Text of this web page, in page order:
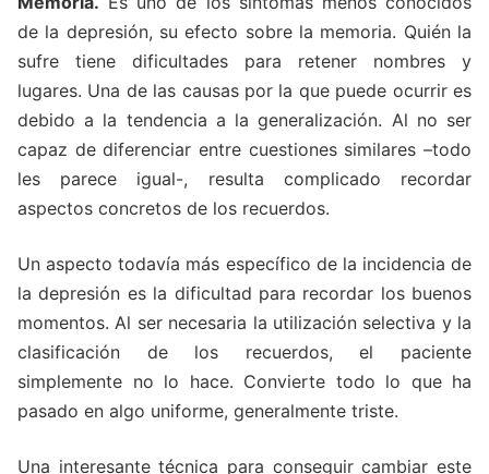
de la depresión, su efecto sobre la memoria. Quién la
sufre tiene dificultades para retener nombres y
lugares. Una de las causas por la que puede ocurrir es
debido a la tendencia a la generalización. Al no ser
capaz de diferenciar entre cuestiones similares –todo
les parece igual-, resulta complicado recordar
aspectos concretos de los recuerdos.
Un aspecto todavía más específico de la incidencia de
la depresión es la dificultad para recordar los buenos
momentos. Al ser necesaria la utilización selectiva y la
clasificación de los recuerdos, el paciente
simplemente no lo hace. Convierte todo lo que ha
pasado en algo uniforme, generalmente triste.
Una interesante técnica para conseguir cambiar este